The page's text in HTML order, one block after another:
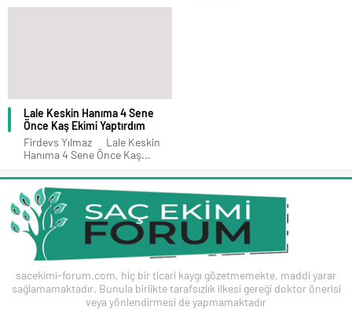
Lale Keskin Hanıma 4 Sene
Önce Kaş Ekimi Yaptırdım
Firdevs Yılmaz Lale Keskin
Hanıma 4 Sene Önce Kaş...
sacekimi-forum.com, hiç bir ticari kaygı gözetmemekte, maddi yarar
sağlamamaktadır. Bunula birlikte tarafsızlık ilkesi gereği doktor önerisi
veya yönlendirmesi de yapmamaktadır